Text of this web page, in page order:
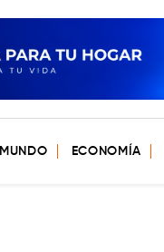
MUNDO ECONOMÍA